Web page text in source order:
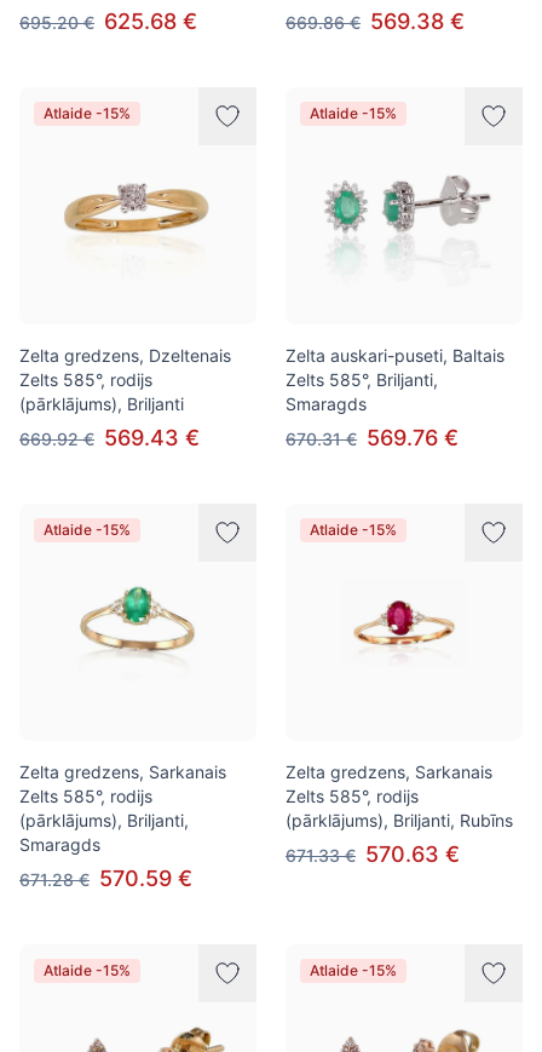
695.20 € 625.68 €
669.86 € 569.38 €
Atlaide -15%
Zelta gredzens, Dzeltenais
Zelts 585°, rodijs
(pārklājums), Briljanti
669.92 € 569.43 €
Atlaide -15%
Zelta auskari-puseti, Baltais
Zelts 585°, Briljanti,
Smaragds
670.31 € 569.76 €
Atlaide -15%
Zelta gredzens, Sarkanais
Zelts 585°, rodijs
(pārklājums), Briljanti,
Smaragds
671.28 € 570.59 €
Atlaide -15%
Zelta gredzens, Sarkanais
Zelts 585°, rodijs
(pārklājums), Briljanti, Rubīns
671.33 € 570.63 €
Atlaide -15% Atlaide -15%